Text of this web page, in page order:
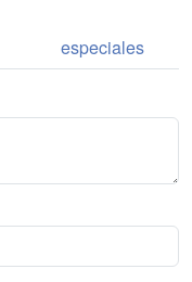
especiales